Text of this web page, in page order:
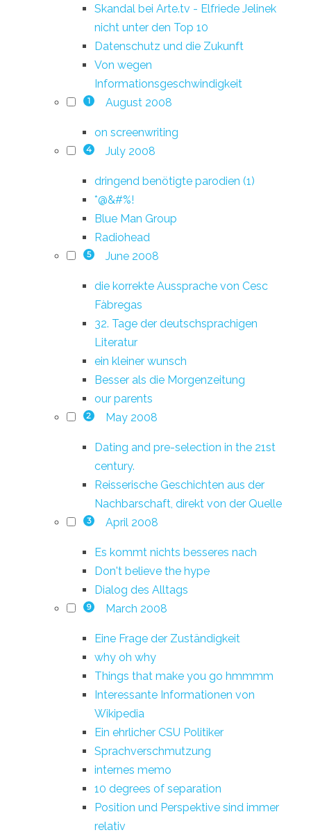
Skandal bei Arte.tv - Elfriede Jelinek
nicht unter den Top 10
Datenschutz und die Zukunft
Von wegen
Informationsgeschwindigkeit
1 August 2008
on screenwriting
4 July 2008
dringend benötigte parodien (1)
*@&#%!
Blue Man Group
Radiohead
5 June 2008
die korrekte Aussprache von Cesc
Fàbregas
32. Tage der deutschsprachigen
Literatur
ein kleiner wunsch
Besser als die Morgenzeitung
our parents
2 May 2008
Dating and pre-selection in the 21st
century.
Reisserische Geschichten aus der
Nachbarschaft, direkt von der Quelle
3 April 2008
Es kommt nichts besseres nach
Don't believe the hype
Dialog des Alltags
9 March 2008
Eine Frage der Zuständigkeit
why oh why
Things that make you go hmmmm
Interessante Informationen von
Wikipedia
Ein ehrlicher CSU Politiker
Sprachverschmutzung
internes memo
10 degrees of separation
Position und Perspektive sind immer
relativ